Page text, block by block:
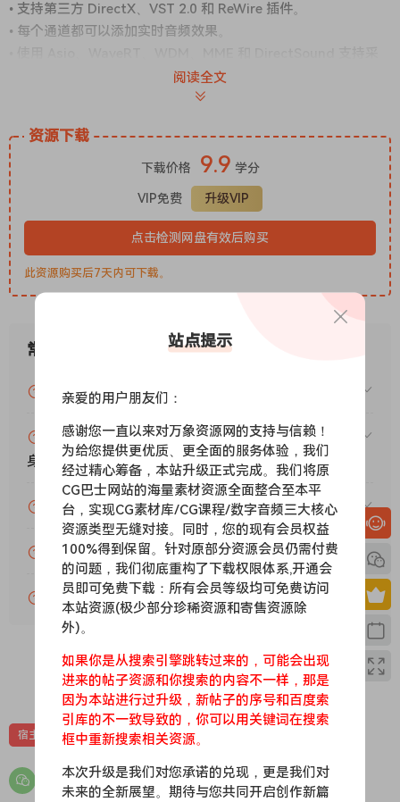
• 支持第三方 DirectX、VST 2.0 和 ReWire 插件。
• 每个通道都可以添加实时音频效果。
样频率高达 192 Khz 的 16 位和 24 位单通道和多通道声卡。
• 输入处理允许使用插件处理实时信号。在处理时录制“干”信号
他，然后在录制后更改失真！
更多功能：
• 支持环绕声混音，用于使用 5.1、6.1 和 7.1 声道环绕声格式创
建 DVD 音频项目
• 每个音轨包括一个 20 频段参数均衡器，带有图形频率响应视
图、一个全频谱分析仪和一个自动乐器调谐器。最多 32 个辅助
通道，具有全自动发送和返回功能。
• 支持多个输入和输出声卡，或多个声卡。您可以同时录制多个
音轨，并输出到多个立体声输出。每个输出通道都有各自的主通
道效果和音量控制。
自身的通道与其他程序（例如 Reason、Ableton Live、
• 导入和导出
.wav、.mp3、.wma、.mid、.ogg、.flac、.aiff、.cda、.sng、.s
gw 音频文件
• 导入和导出 EDL 多轨歌曲文件，以便与其他多轨程序交换歌曲
• 使用 SMPTE/MTC 或 MIDI 时钟同步与其他程序或外部设备同
步，充当主机或从机
• 将 MIDI 轨道加载和保存到标准 MIDI 文件
• 在专用视频播放窗口中与歌曲同步播放视频（AVI、MPEG）
• 自动音量、声像、辅助发送和返回以及效果参数。您可以“编程”
淡入/淡出、交叉淡入淡出、在独奏时提高音轨的音量等。
n-Track Studio turns your PC into an easy to use multitrack
audio recording studio. It is the perfect tool for
professional quality audio recording, encoding, mixing and
editing. Record, edit, overdub your audio tracks, apply
effects, process audio live input, mix and then burn audio
CDs or create mp3 files.
n-Track Studio is an Audio and MIDI Digital Multitrack
阅读全文
资源下载
下载价格 9.9 学分
VIP免费 升级VIP
点击检测网盘有效后购买
此资源购买后7天内可下载。
常见问题
VIP资源或免费资源能否做为商业用途？
赞助包月VIP（或包年VIP）后能升级包年（或终
身VIP）吗？
为什么付款了未开通VIP会员？
账号可以分享或者借给别人用吗？
VIP会员剩余时间查询？
0 0
宿主
站点提示
亲爱的用户朋友们：
感谢您一直以来对万象资源网的支持与信赖！
为给您提供更优质、更全面的服务体验，我们
经过精心筹备，本站升级正式完成。我们将原
CG巴士网站的海量素材资源全面整合至本平
台，实现CG素材库/CG课程/数字音频三大核心
资源类型无缝对接。同时，您的现有会员权益
100%得到保留。针对原部分资源会员仍需付费
的问题，我们彻底重构了下载权限体系,开通会
员即可免费下载：所有会员等级均可免费访问
本站资源(极少部分珍稀资源和寄售资源除
外)。
如果你是从搜索引擎跳转过来的，可能会出现
进来的帖子资源和你搜索的内容不一样，那是
因为本站进行过升级，新帖子的序号和百度索
引库的不一致导致的，你可以用关键词在搜索
框中重新搜索相关资源。
本次升级是我们对您承诺的兑现，更是我们对
未来的全新展望。期待与您共同开启创作新篇